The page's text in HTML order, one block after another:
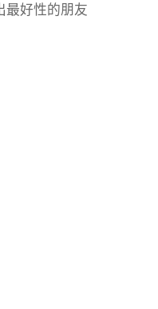
最好性的朋友